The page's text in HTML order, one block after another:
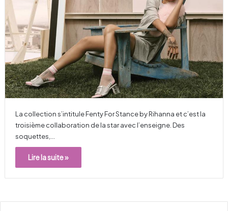
La collection s’intitule Fenty For Stance by Rihanna et c’est la
troisième collaboration de la star avec l’enseigne. Des
soquettes,…
Lire la suite »